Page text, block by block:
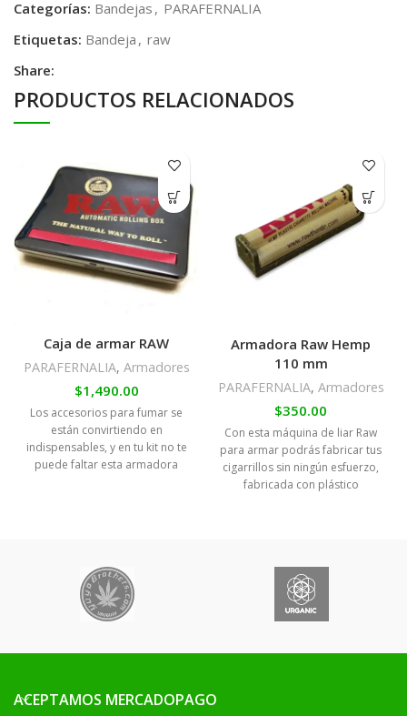
Categorías: Bandejas , PARAFERNALIA
Etiquetas: Bandeja , raw
Share:
PRODUCTOS RELACIONADOS
Caja de armar RAW
PARAFERNALIA, Armadores
$1,490.00
Los accesorios para fumar se
están convirtiendo en
indispensables, y en tu kit no te
puede faltar esta armadora
sencilla y ágil.
Armadora Raw Hemp
110 mm
PARAFERNALIA, Armadores
$350.00
Con esta máquina de liar Raw
para armar podrás fabricar tus
cigarrillos sin ningún esfuerzo,
fabricada con plástico
ACEPTAMOS MERCADOPAGO